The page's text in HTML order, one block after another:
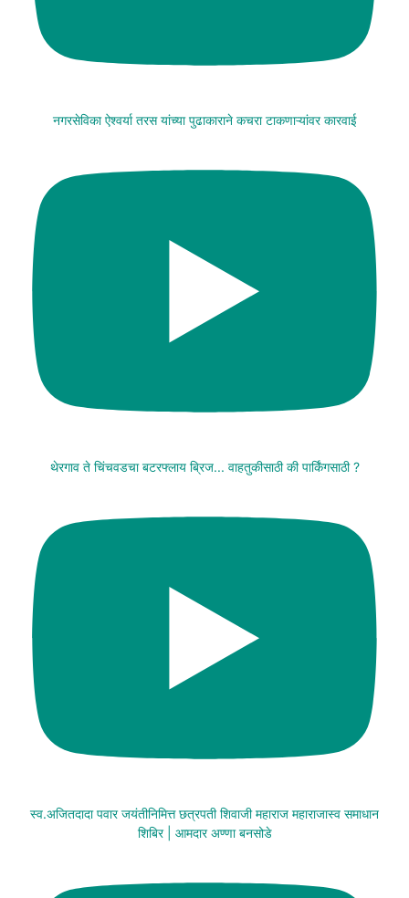
नगरसेविका ऐश्वर्या तरस यांच्या पुढाकाराने कचरा टाकणाऱ्यांवर कारवाई
थेरगाव ते चिंचवडचा बटरफ्लाय ब्रिज... वाहतुकीसाठी की पार्किंगसाठी ?
स्व.अजितदादा पवार जयंतीनिमित्त छत्रपती शिवाजी महाराज महाराजास्व समाधान
शिबिर | आमदार अण्णा बनसोडे